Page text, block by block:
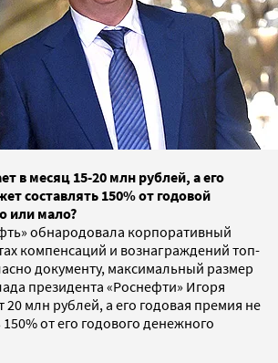
в месяц 15-20 млн рублей, а его
составлять 150% от годовой
или мало?
обнародовала корпоративный
компенсаций и вознаграждений топ-
документу, максимальный размер
президента «Роснефти» Игоря
20 млн рублей, а его годовая премия не
от его годового денежного